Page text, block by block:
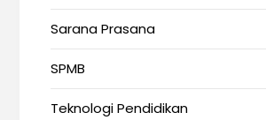
Sarana Prasana
SPMB
Teknologi Pendidikan